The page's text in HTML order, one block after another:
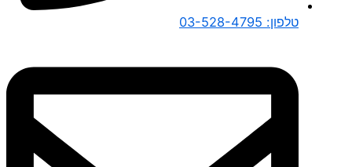
טלפון: 03-528-4795